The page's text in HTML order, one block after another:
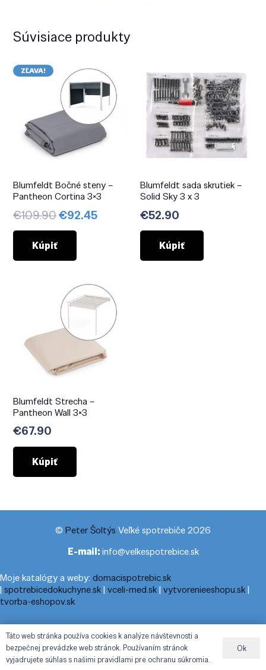
Súvisiace produkty
ZĽAVA!
Blumfeldt Bočné steny –
Pantheon Cortina 3×3
€109.90Pôvodná
cena
€109.90.
€92.45Aktuálna
Kúpiť
Blumfeldt sada skrutiek –
Solid Sky 3 x 3
€52.90
Kúpiť
Blumfeldt Strecha –
Pantheon Wall 3×3
€67.90
Kúpiť
© Peter Šoltýs Veľké spotrebiče 2026
E-mail:info@velkespotrebice.sk
Moje katalógy a weby: domacispotrebic.sk
| spotrebicedokuchyne.sk| vceli-med.sk| vytvorenieeshopu.sk|
tvorba-eshopov.sk
Moje blogy:cestovnyporiadok.eu|pracanadoma.net|telefonny-
zoznam-podla-cisla.sk |praca-z-domu-na-pc.sk|dnesny-
horoskop.sk|cestuj-dovolenkuj.sk|cestovny-poriadok.eu
Táto web stránka používa cookies k analýze návštevnosti a
bezpečnej prevádzke web stránok. Používaním stránok
vyjadrujete súhlas s našimi pravidlami pre ochranu súkromia.
Ok